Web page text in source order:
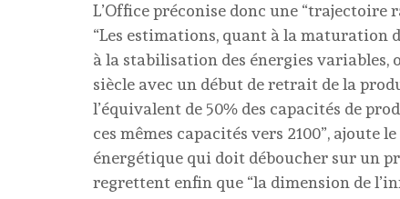
L’Office préconise donc une
“Les estimations, quant à la maturation
à la stabilisation des énergies variables,
siècle avec un début de retrait de la
l’équivalent de 50% des capacités de
ces mêmes capacités vers 2100”,
énergétique qui doit déboucher sur un
regrettent enfin que “la dimension de